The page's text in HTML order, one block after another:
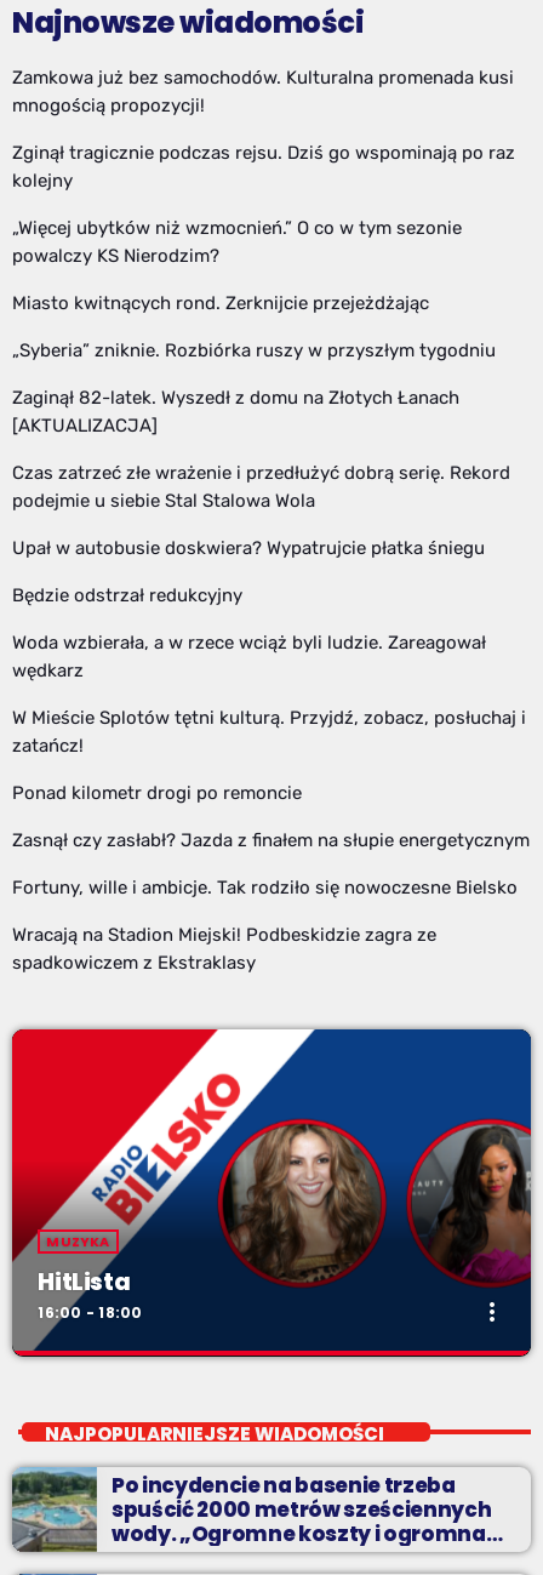
Najnowsze wiadomości
Zamkowa już bez samochodów. Kulturalna promenada kusi
mnogością propozycji!
Zginął tragicznie podczas rejsu. Dziś go wspominają po raz
kolejny
„Więcej ubytków niż wzmocnień.” O co w tym sezonie
powalczy KS Nierodzim?
Miasto kwitnących rond. Zerknijcie przejeżdżając
„Syberia” zniknie. Rozbiórka ruszy w przyszłym tygodniu
Zaginął 82-latek. Wyszedł z domu na Złotych Łanach
[AKTUALIZACJA]
Czas zatrzeć złe wrażenie i przedłużyć dobrą serię. Rekord
podejmie u siebie Stal Stalowa Wola
Upał w autobusie doskwiera? Wypatrujcie płatka śniegu
Będzie odstrzał redukcyjny
Woda wzbierała, a w rzece wciąż byli ludzie. Zareagował
wędkarz
W Mieście Splotów tętni kulturą. Przyjdź, zobacz, posłuchaj i
zatańcz!
Ponad kilometr drogi po remoncie
Zasnął czy zasłabł? Jazda z finałem na słupie energetycznym
Fortuny, wille i ambicje. Tak rodziło się nowoczesne Bielsko
Wracają na Stadion Miejski! Podbeskidzie zagra ze
spadkowiczem z Ekstraklasy
MUZYKA
HitLista
16:00 - 18:00 more_vert
Dwadzieścia najpopularniejszych nagrań na Podbeskidziu. A
które są najpopularniejsze? Możesz zdecydować sam!
NAJPOPULARNIEJSZE WIADOMOŚCI
Po incydencie na basenie trzeba
spuścić 2000 metrów sześciennych
wody. „Ogromne koszty i ogromna
praca”